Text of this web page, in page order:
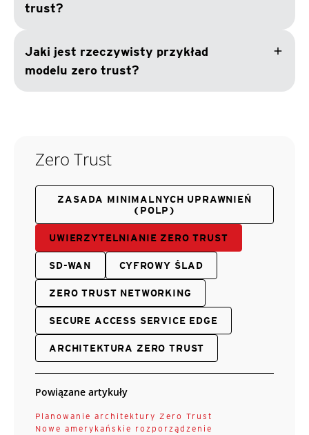
trust?
Jaki jest rzeczywisty przykład
modelu zero trust?
add
Zero Trust
ZASADA MINIMALNYCH UPRAWNIEŃ
(POLP)
UWIERZYTELNIANIE ZERO TRUST
SD-WAN CYFROWY ŚLAD
ZERO TRUST NETWORKING
SECURE ACCESS SERVICE EDGE
ARCHITEKTURA ZERO TRUST
Powiązane artykuły
Planowanie architektury Zero Trust
Nowe amerykańskie rozporządzenie